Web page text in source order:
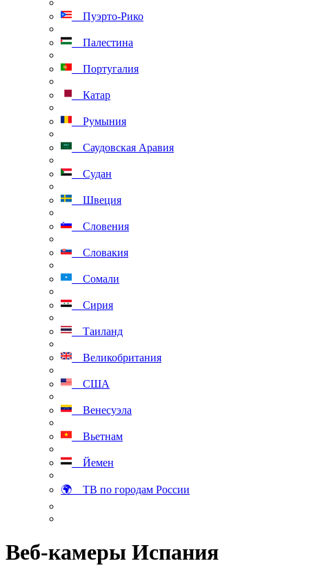
Пуэрто-Рико
Палестина
Португалия
Катар
Румыния
Саудовская Аравия
Судан
Швеция
Словения
Словакия
Сомали
Сирия
Таиланд
Великобритания
США
Венесуэла
Вьетнам
Йемен
🌍 ТВ по городам России
Веб-камеры Испания